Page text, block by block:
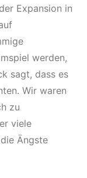
Expansion in
werden,
sagt, dass es
Wir waren
zu
viele
Ängste